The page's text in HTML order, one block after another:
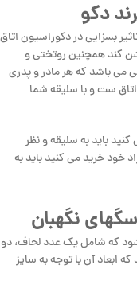
دکو
بسزایی در دکوراسیون اتاق
کند همچنین روتختی و
باشد که هر مادر و پدری
ست و با سلیقه شما
باید به سلیقه و نظر
خود خرید می کنید باید به
نگهبان
که شامل یک عدد لحاف، دو
ابعاد آن با توجه به سایز